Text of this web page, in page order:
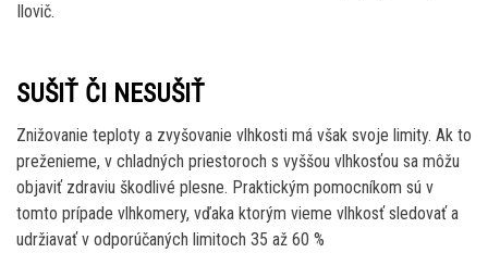
Ilovič.
SUŠIŤ ČI NESUŠIŤ
Znižovanie teploty a zvyšovanie vlhkosti má však svoje limity. Ak to
preženieme, v chladných priestoroch s vyššou vlhkosťou sa môžu
objaviť zdraviu škodlivé plesne. Praktickým pomocníkom sú v
tomto prípade vlhkomery, vďaka ktorým vieme vlhkosť sledovať a
udržiavať v odporúčaných limitoch 35 až 60 %